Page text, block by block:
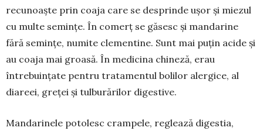
recunoaște prin coa­ja care se des­prinde ușor și mie­zul
cu mul­te semințe. În comerț se găsesc și mandarine
fără se­mințe, numite cle­men­tine. Sunt mai puțin acide și
au coaja mai groasă. În medi­cina chi­neză, erau
întrebuințate pen­tru trata­mentul bolilor aler­gi­­ce, al
dia­reei, gre­­ței și tulbu­rărilor di­gestive.
Mandarinele potolesc cram­­pe­le, reglează digestia,